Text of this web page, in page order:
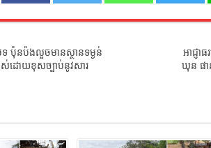
ប៉ុនប៉ងលួចមានស្ថានទម្ងន់
ស់ដោយខុសច្បាប់នូវសារ
អាជ្ញា
ឃុន ផា